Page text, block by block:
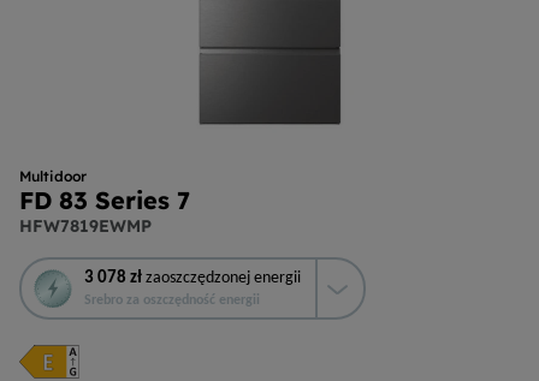
Multidoor
FD 83 Series 7
HFW7819EWMP
3 078 zł zaoszczędzonej energii
Srebro za oszczędność energii
To
działanie
otworzy
narzędzie
do